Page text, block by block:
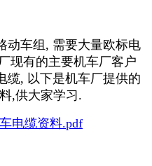
动车组, 需要大量欧标电
现有的主要机车厂客户
缆, 以下是机车厂提供的
,供大家学习.
电缆资料.pdf